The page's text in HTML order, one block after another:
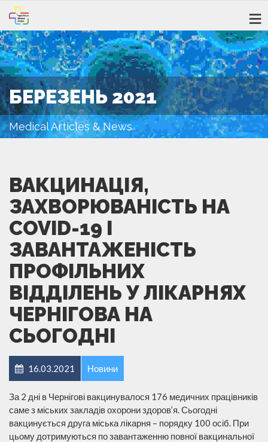
БЕРЕЗЕНЬ 2021
Medical Articles & News
ВАКЦИНАЦІЯ,
ЗАХВОРЮВАНІСТЬ НА
COVID-19 І
ЗАВАНТАЖЕНІСТЬ
ПРОФІЛЬНИХ
ВІДДІЛЕНЬ У ЛІКАРНЯХ
ЧЕРНІГОВА НА
СЬОГОДНІ
16.03.2021 Новини
За 2 дні в Чернігові вакцинувалося 176 медичних працівників
саме з міських закладів охорони здоров’я. Сьогодні
вакцинується друга міська лікарня – порядку 100 осіб. При
цьому дотримуються по завантаженню повної вакцинальної